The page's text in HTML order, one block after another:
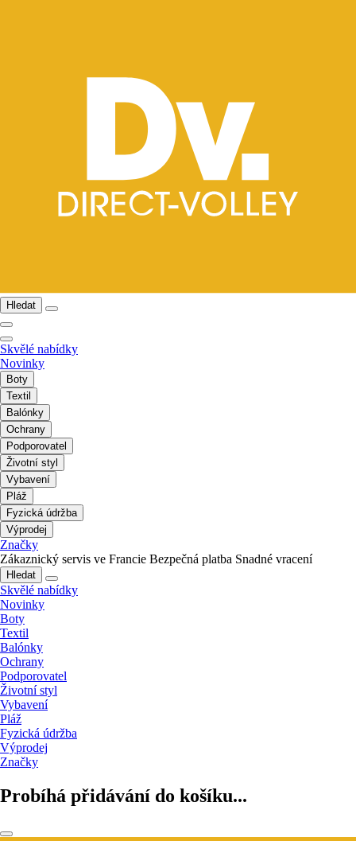
Hledat
Skvělé nabídky
Novinky
Boty
Textil
Balónky
Ochrany
Podporovatel
Životní styl
Vybavení
Pláž
Fyzická údržba
Výprodej
Značky
Zákaznický servis ve Francie Bezpečná platba Snadné vracení
Hledat
Skvělé nabídky
Novinky
Boty
Textil
Balónky
Ochrany
Podporovatel
Životní styl
Vybavení
Pláž
Fyzická údržba
Výprodej
Značky
Probíhá přidávání do košíku...